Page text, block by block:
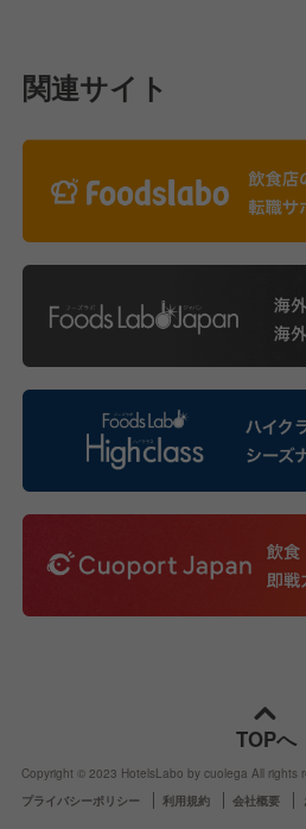
関連サイト
TOPへ
Copyright © 2023 HotelsLabo by cuolega All rights
プライバシーポリシー
利用規約 会社概要